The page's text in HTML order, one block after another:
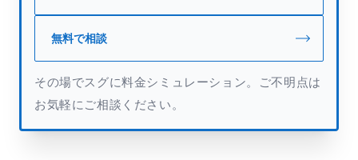
無料で相談
その場でスグに料金シミュレーション。ご不明点は
お気軽にご相談ください。